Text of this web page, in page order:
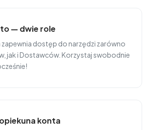
— dwie role
zapewnia dostęp do narzędzi zarówno
jak i Dostawców. Korzystaj swobodnie
konta